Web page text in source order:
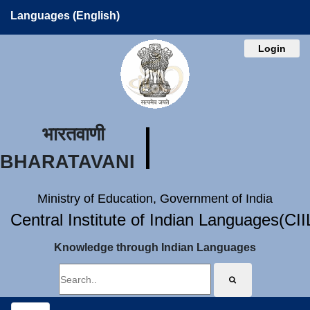
Languages (English)
Login
भारतवाणी
BHARATAVANI
Ministry of Education, Government of India
Central Institute of Indian
Knowledge through Indian Languages